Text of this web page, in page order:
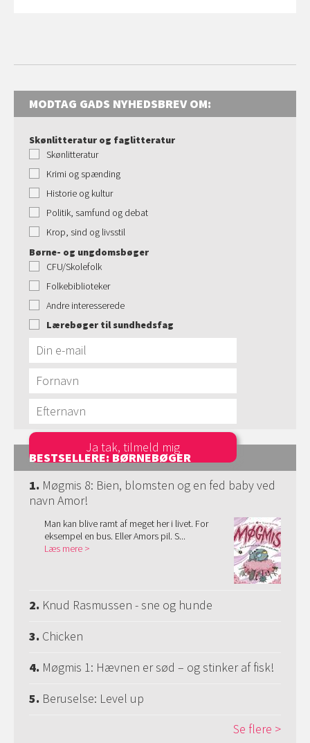
MODTAG GADS NYHEDSBREV OM:
Skønlitteratur og faglitteratur
Skønlitteratur
Krimi og spænding
Historie og kultur
Politik, samfund og debat
Krop, sind og livsstil
Børne- og ungdomsbøger
CFU/Skolefolk
Folkebiblioteker
Andre interesserede
Lærebøger til sundhedsfag
BESTSELLERE: BØRNEBØGER
1. Møgmis 8: Bien, blomsten og en fed baby ved
navn Amor!
Man kan blive ramt af meget her i livet. For
eksempel en bus. Eller Amors pil. S...
Læs mere
2. Knud Rasmussen - sne og hunde
3. Chicken
4. Møgmis 1: Hævnen er sød – og stinker af fisk!
5. Beruselse: Level up
Se flere